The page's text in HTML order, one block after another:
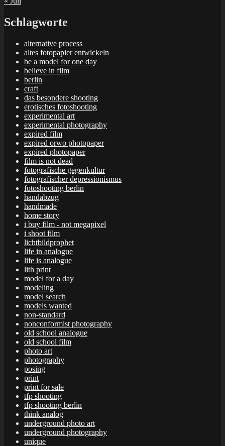
Schlagworte
alternative process
altes fotopapier entwickeln
be a model for one day
believe in film
berlin
craft
das besondere shooting
erotisches fotoshooting
experimental art
experimental photography
expired film
expired orwo photopaper
expired photopaper
film is not dead
fotografische gegenkultur
fotografischer depressionismus
fotoshooting berlin
handabzug
handmade
home story
i buy film - not megapixel
i shoot film
lichtbildprophet
life in analogue
life is analogue
lith print
model for a day
modeling
model search
models wanted
non-standard
nonconformist photography
old school analogue
old school film
photo art
photography
posing
print
print for sale
tfp shooting
tfp shooting berlin
think analog
underground photo art
underground photography
unique